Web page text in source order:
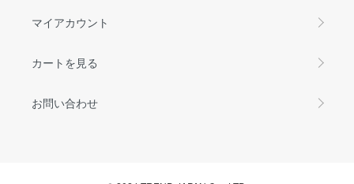
マイアカウント
カートを見る
お問い合わせ